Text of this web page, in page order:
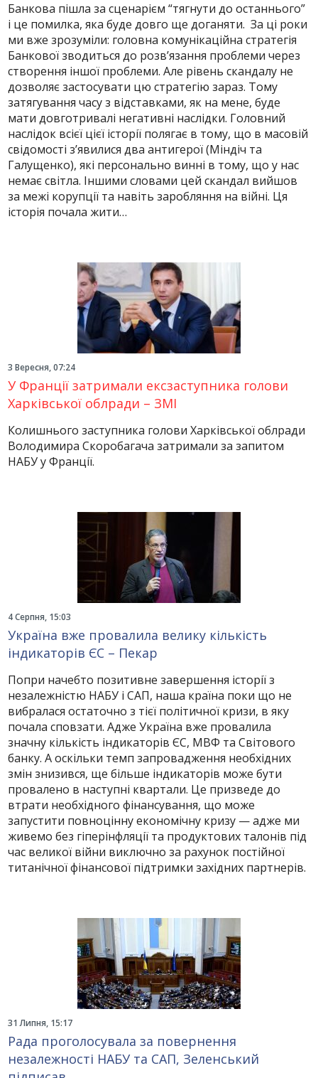
Банкова пішла за сценарієм “тягнути до останнього”
і це помилка, яка буде довго ще доганяти. За ці роки
ми вже зрозуміли: головна комунікаційна стратегія
Банкової зводиться до розв’язання проблеми через
створення іншої проблеми. Але рівень скандалу не
дозволяє застосувати цю стратегію зараз. Тому
затягування часу з відставками, як на мене, буде
мати довготривалі негативні наслідки. Головний
наслідок всієї цієї історії полягає в тому, що в масовій
свідомості зʼявилися два антигерої (Міндіч та
Галущенко), які персонально винні в тому, що у нас
немає світла. Іншими словами цей скандал вийшов
за межі корупції та навіть заробляння на війні. Ця
історія почала жити…
3 Вересня, 07:24
У Франції затримали ексзаступника голови
Харківської облради – ЗМІ
Колишнього заступника голови Харківської облради
Володимира Скоробагача затримали за запитом
НАБУ у Франції.
4 Серпня, 15:03
Україна вже провалила велику кількість
індикаторів ЄС – Пекар
Попри начебто позитивне завершення історії з
незалежністю НАБУ і САП, наша країна поки що не
вибралася остаточно з тієї політичної кризи, в яку
почала сповзати. Адже Україна вже провалила
значну кількість індикаторів ЄС, МВФ та Світового
банку. А оскільки темп запровадження необхідних
змін знизився, ще більше індикаторів може бути
провалено в наступні квартали. Це призведе до
втрати необхідного фінансування, що може
запустити повноцінну економічну кризу — адже ми
живемо без гіперінфляції та продуктових талонів під
час великої війни виключно за рахунок постійної
титанічної фінансової підтримки західних партнерів.
31 Липня, 15:17
Рада проголосувала за повернення
незалежності НАБУ та САП, Зеленський